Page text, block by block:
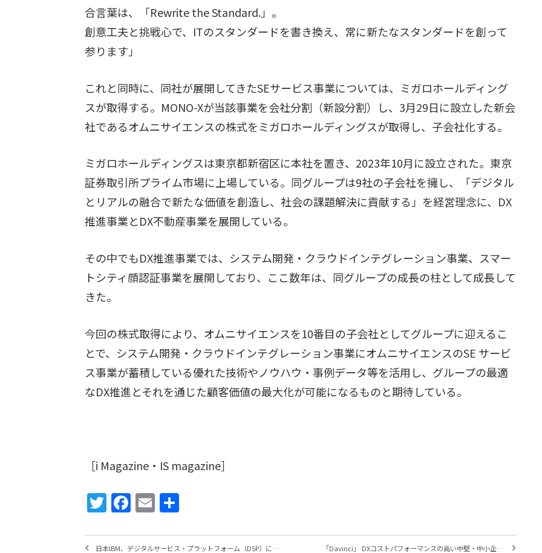
合言葉は、「Rewrite the Standard.」。
創意工夫と挑戦心で、ITのスタンダードを書き換え、常に新たなスタンダードを創って
参ります」
これと同時に、同社が展開してきたSEサービス事業については、ミガロホールディング
スが取得する。MONO-Xが当該事業を会社分割（新設分割）し、3月29日に設立した新会
社であるオムニサイエンスの株式をミガロホールディングスが取得し、子会社化する。
ミガロホールディングスは東京都新宿区に本社を置き、2023年10月に設立された。東京
証券取引所プライム市場に上場している。同グループは9社の子会社を擁し、「デジタル
とリアルの融合で新たな価値を創造し、社会の課題解決に貢献する」を経営理念に、DX
推進事業とDX不動産事業を展開している。
その中でもDX推進事業では、システム開発・クラウドインテグレーション事業、スマー
トシティ顔認証事業を展開しており、ここ数年は、同グループの成長の柱として成長して
きた。
今回の株式取得により、オムニサイエンスを10番目の子会社としてグループに迎えるこ
とで、システム開発・クラウドインテグレーション事業にオムニサイエンスのSE サービ
ス事業が蓄積している優れた技術やノウハウ・事例データ等を活用し、グループの最適
なDX推進とそれを通じた顧客価値の最大化が可能になるものと期待している。
［i Magazine・IS magazine］
Twitter
Facebook
Email
日本IBM、デジタルサービス・プラットフォーム（DSP）に生成AI拡張機能を追加し、金融機関の生成AI導入と業務変革を促進 「Davinci」 DXコストパフォーマンスの高い中堅・中小企業向けの高機能なエンタープライズ・サーチエンジン ｜三和コムテック